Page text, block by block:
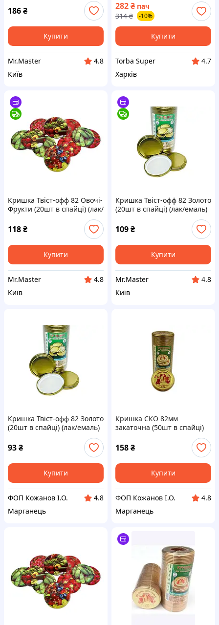
186₴
Купити
Mr.Master
4.8
Київ
282₴ пач
314 ₴ -10%
Купити
Torba Super
4.7
Харків
Кришка Твіст-офф 82 Овочі-
Фрукти (20шт в спайці) (лак/
118₴
Купити
Mr.Master
4.8
Київ
Кришка Твіст-офф 82 Золото
(20шт в спайці) (лак/емаль)
109₴
Купити
Mr.Master
4.8
Київ
Кришка Твіст-офф 82 Золото
(20шт в спайці) (лак/емаль)
93₴
Купити
ФОП Кожанов І.О.
4.8
Марганець
Кришка СКО 82мм
закаточна (50шт в спайці)
158₴
Купити
ФОП Кожанов І.О.
4.8
Марганець